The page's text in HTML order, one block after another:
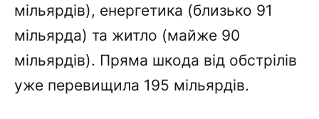
мільярдів), енергетика (близько 91
мільярда) та житло (майже 90
мільярдів). Пряма шкода від обстрілів
уже перевищила 195 мільярдів.